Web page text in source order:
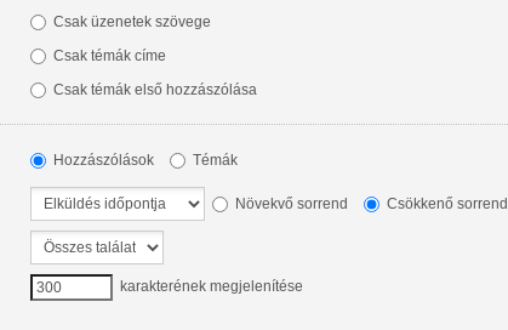
Csak üzenetek szövege
Csak témák címe
Csak témák első hozzászólása
Hozzászólások Témák
Növekvő sorrend Csökkenő sorrend
karakterének megjelenítése